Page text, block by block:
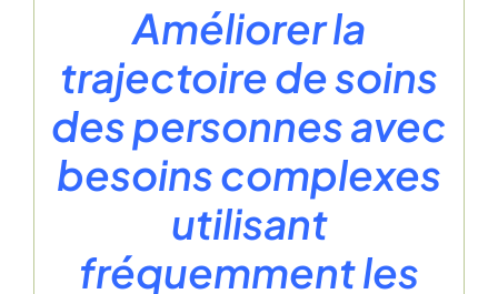
Améliorer la
trajectoire de soins
des personnes avec
besoins complexes
utilisant
fréquemment les